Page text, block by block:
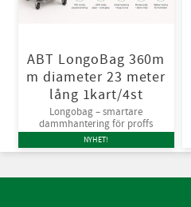
ABT LongoBag 360m
m diameter 23 meter
lång 1kart/4st
Longobag – smartare
dammhantering för proffs
NYHET!